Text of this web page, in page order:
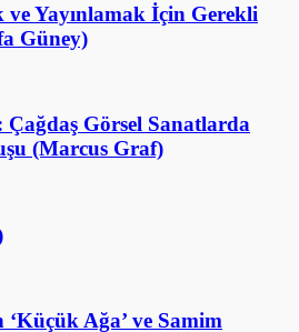
ve Yayınlamak İçin Gerekli
Güney)
Çağdaş Görsel Sanatlarda
(Marcus Graf)
‘Küçük Ağa’ ve Samim